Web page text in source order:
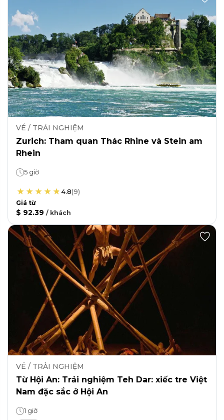
VÉ / TRẢI NGHIỆM
Zurich: Tham quan Thác Rhine và Stein am
Rhein
5 giờ
4.8(9)
Giá từ
$ 92.39 / khách
VÉ / TRẢI NGHIỆM
Từ Hội An: Trải nghiệm Teh Dar: xiếc tre Việt
Nam đặc sắc ở Hội An
1 giờ